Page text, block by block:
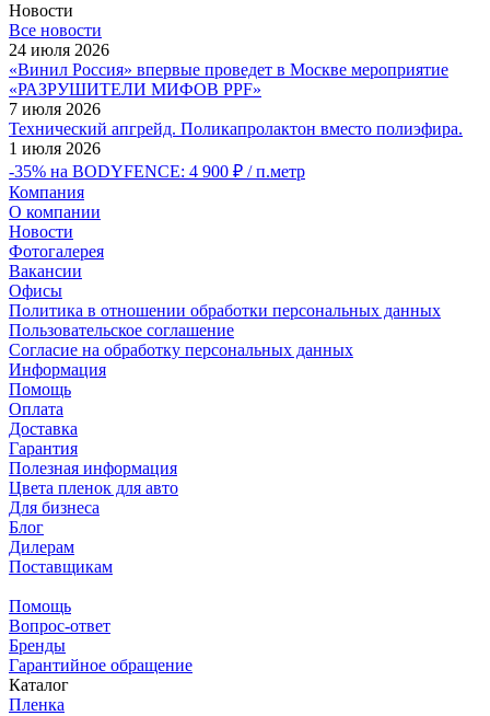
Новости
Все новости
24 июля 2026
«Винил Россия» впервые проведет в Москве мероприятие
«РАЗРУШИТЕЛИ МИФОВ PPF»
7 июля 2026
Технический апгрейд. Поликапролактон вместо полиэфира.
1 июля 2026
-35% на BODYFENCE: 4 900 ₽ / п.метр
Компания
О компании
Новости
Фотогалерея
Вакансии
Офисы
Политика в отношении обработки персональных данных
Пользовательское соглашение
Согласие на обработку персональных данных
Информация
Помощь
Оплата
Доставка
Гарантия
Полезная информация
Цвета пленок для авто
Для бизнеса
Блог
Дилерам
Поставщикам
Помощь
Вопрос-ответ
Бренды
Гарантийное обращение
Каталог
Пленка